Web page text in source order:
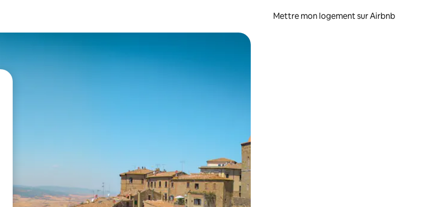
Mettre mon logement sur Airbnb
haut et vers le bas pour les parcourir ou en appuyant et en faisant glisser.